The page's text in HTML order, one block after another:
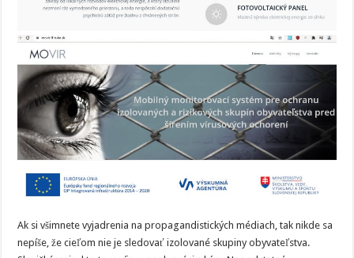
Ak si všimnete vyjadrenia na propagandistických médiach, tak nikde sa
nepíše, že cieľom nie je sledovať izolované skupiny obyvateľstva.